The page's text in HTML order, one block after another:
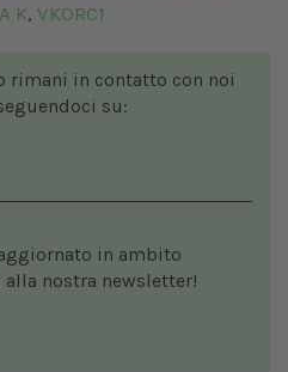
K, VKORC1
rimani in contatto con noi
su:
in ambito
nostra newsletter!